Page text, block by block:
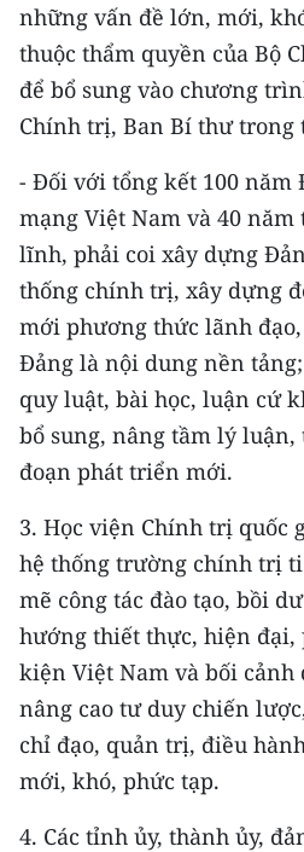
những vấn đề lớn, mới,
thuộc thẩm quyền của Bộ
để bổ sung vào chương
Chính trị, Ban Bí thư trong
- Đối với tổng kết 100 năm
mạng Việt Nam và 40
lĩnh, phải coi xây dựng
thống chính trị, xây dựng
mới phương thức lãnh
Đảng là nội dung nền
quy luật, bài học, luận cứ
bổ sung, nâng tầm lý luận,
đoạn phát triển mới.
3. Học viện Chính trị quốc
hệ thống trường chính trị
mẽ công tác đào tạo, bồi
hướng thiết thực, hiện đại,
kiện Việt Nam và bối cảnh
nâng cao tư duy chiến
chỉ đạo, quản trị, điều
mới, khó, phức tạp.
4. Các tỉnh ủy, thành ủy,